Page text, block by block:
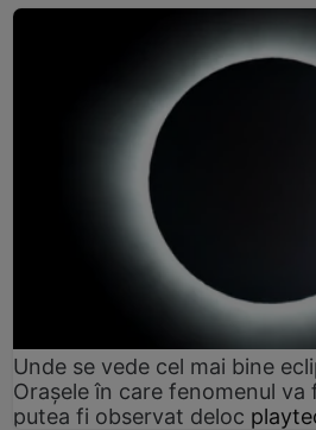
Unde se vede cel mai bine
Orașele în care fenomenul va
putea fi observat deloc